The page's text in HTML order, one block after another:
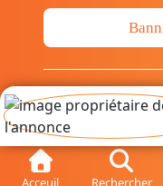
Acceuil Rechercher
© Copyright
les